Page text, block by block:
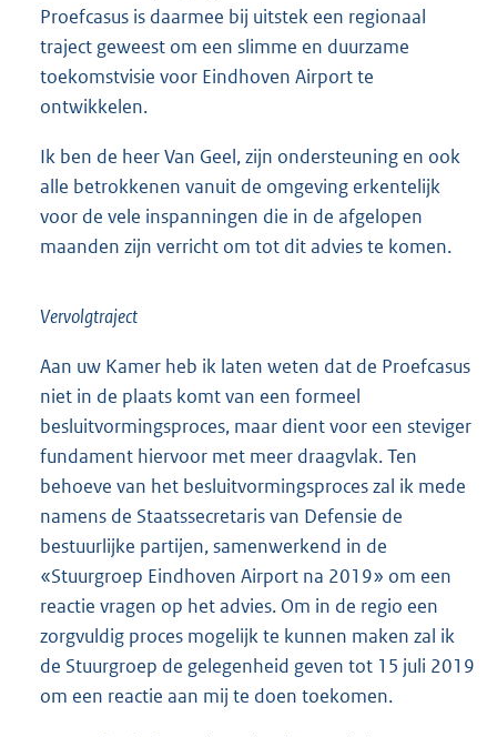
Proefcasus is daarmee bij uitstek een regionaal
traject geweest om een slimme en duurzame
toekomstvisie voor Eindhoven Airport te
ontwikkelen.
Ik ben de heer Van Geel, zijn ondersteuning en ook
alle betrokkenen vanuit de omgeving erkentelijk
voor de vele inspanningen die in de afgelopen
maanden zijn verricht om tot dit advies te komen.
Vervolgtraject
Aan uw Kamer heb ik laten weten dat de Proefcasus
niet in de plaats komt van een formeel
besluitvormingsproces, maar dient voor een steviger
fundament hiervoor met meer draagvlak. Ten
behoeve van het besluitvormingsproces zal ik mede
namens de Staatssecretaris van Defensie de
bestuurlijke partijen, samenwerkend in de
«Stuurgroep Eindhoven Airport na 2019» om een
reactie vragen op het advies. Om in de regio een
zorgvuldig proces mogelijk te kunnen maken zal ik
de Stuurgroep de gelegenheid geven tot 15 juli 2019
om een reactie aan mij te doen toekomen.